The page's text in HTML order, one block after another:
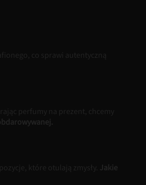
co sprawi autentyczną
perfumy na prezent, chcemy
które otulają zmysły. Jakie